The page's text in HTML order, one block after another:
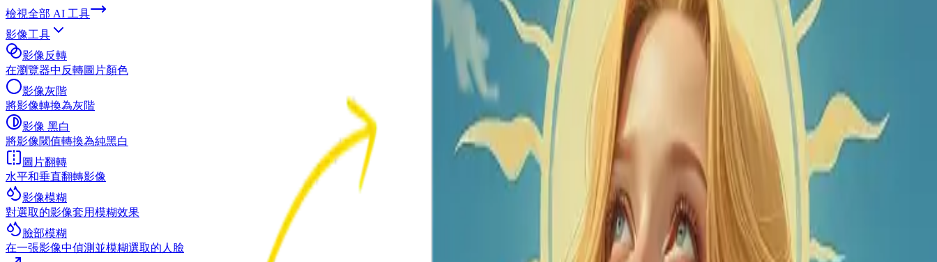
檢視全部 AI 工具
影像工具
影像反轉
在瀏覽器中反轉圖片顏色
影像灰階
將影像轉換為灰階
影像 黑白
將影像閾值轉換為純黑白
圖片翻轉
水平和垂直翻轉影像
影像模糊
對選取的影像套用模糊效果
臉部模糊
在一張影像中偵測並模糊選取的人臉